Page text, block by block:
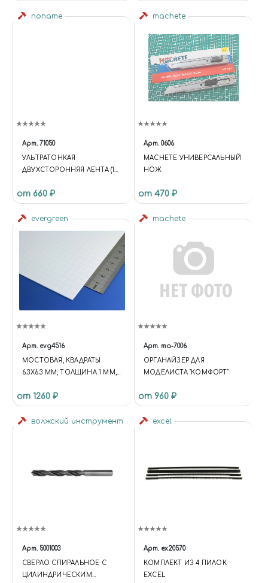
noname
Арт. 71050
УЛЬТРАТОНКАЯ
ДВУХСТОРОННЯЯ ЛЕНТА (1
ШИРИНА 1 ММ X ДЛИНА 5 М
от 660 ₽
machete
Арт. 0606
MACHETE УНИВЕРСАЛЬНЫЙ
НОЖ
от 470 ₽
evergreen
Арт. evg4516
МОСТОВАЯ, КВАДРАТЫ
6.3Х6.3 ММ, ТОЛЩИНА 1 ММ,
от 1260 ₽
machete
Арт. ma-7006
ОРГАНАЙЗЕР ДЛЯ
МОДЕЛИСТА "КОМФОРТ"
от 960 ₽
волжский инструмент
Арт. 5001003
СВЕРЛО СПИРАЛЬНОЕ С
ЦИЛИНДРИЧЕСКИМ
excel
Арт. ex20570
КОМПЛЕКТ ИЗ 4 ПИЛОК
EXCEL